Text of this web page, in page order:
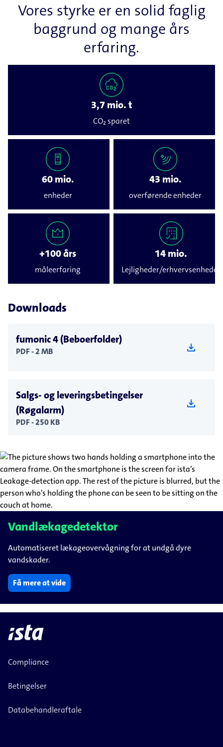
Vores styrke er en solid faglig
baggrund og mange års
erfaring.
3,7 mio. t
CO₂ sparet
60 mio.
enheder
43 mio.
overførende enheder
+100 års
måleerfaring
14 mio.
Lejligheder/erhvervsenheder
Downloads
fumonic 4 (Beboerfolder)
PDF - 2 MB download
Salgs- og leveringsbetingelser
(Røgalarm)
PDF - 250 KB
download
Vandlækagedetektor
Automatiseret lækageovervågning for at undgå dyre
vandskader.
Få mere at vide
Compliance
Betingelser
Databehandleraftale